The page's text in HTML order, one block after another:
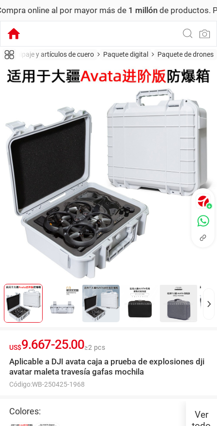
online al por mayor más de1 millón de productos. Pedido
Equipaje y artículos de cuero Paquete digital Paquete de drones
US$9.667-25.00≥2 pcs
Aplicable a DJI avata caja a prueba de explosiones dji
avatar maleta travesía gafas mochila
Código:WB-250425-1968
Colores:
Ver